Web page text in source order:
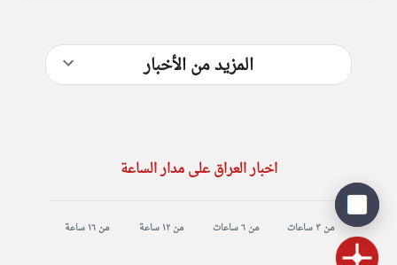
المزيد من الأخبار
اخبار العراق على مدار الساعة
من ٣ ساعات من ٦ ساعات من ١٢ ساعة من ١٦ ساعة